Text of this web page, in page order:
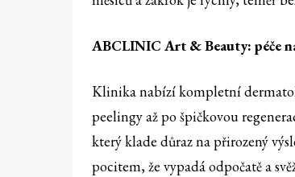
ABCLINIC Art & Beauty: péče
Klinika nabízí kompletní
peelingy až po špičkovou
který klade důraz na přirozený
pocitem, že vypadá odpočatě a